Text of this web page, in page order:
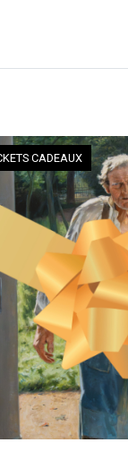
CADEAUX